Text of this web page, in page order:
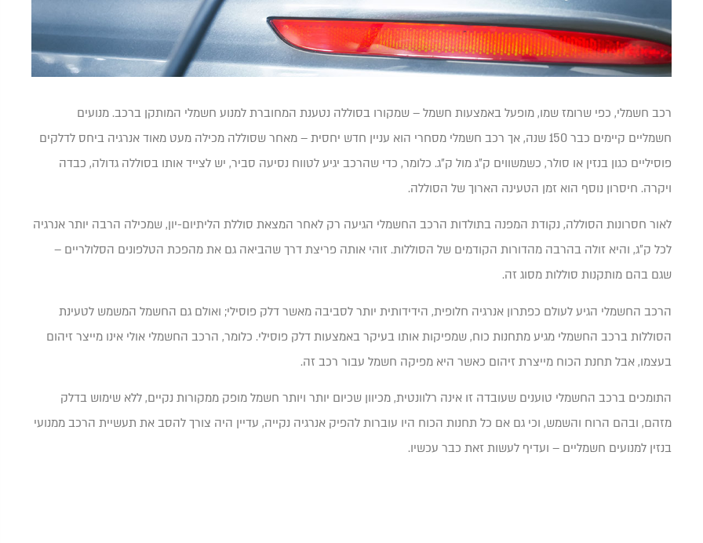
רכב חשמלי, כפי שרומז שמו, מופעל באמצעות חשמל – שמקורו בסוללה נטענת המחוברת למנוע חשמלי המותקן ברכב. מנועים
חשמליים קיימים כבר 150 שנה, אך רכב חשמלי מסחרי הוא עניין חדש יחסית – מאחר שסוללה מכילה מעט מאוד אנרגיה ביחס לדלקים
פוסיליים כגון בנזין או סולר, כשמשווים ק”ג מול ק”ג. כלומר, כדי שהרכב יגיע לטווח נסיעה סביר, יש לצייד אותו בסוללה גדולה, כבדה
ויקרה. חיסרון נוסף הוא זמן הטעינה הארוך של הסוללה.
לאור חסרונות הסוללה, נקודת המפנה בתולדות הרכב החשמלי הגיעה רק לאחר המצאת סוללת הליתיום-יון, שמכילה הרבה יותר אנרגיה
לכל ק”ג, והיא זולה בהרבה מהדורות הקודמים של הסוללות. זוהי אותה פריצת דרך שהביאה גם את מהפכת הטלפונים הסלולריים –
שגם בהם מותקנות סוללות מסוג זה.
הרכב החשמלי הגיע לעולם כפתרון אנרגיה חלופית, הידידותית יותר לסביבה מאשר דלק פוסילי; ואולם גם החשמל המשמש לטעינת
הסוללות ברכב החשמלי מגיע מתחנות כוח, שמפיקות אותו בעיקר באמצעות דלק פוסילי. כלומר, הרכב החשמלי אולי אינו מייצר זיהום
בעצמו, אבל תחנת הכוח מייצרת זיהום כאשר היא מפיקה חשמל עבור רכב זה.
התומכים ברכב החשמלי טוענים שעובדה זו אינה רלוונטית, מכיוון שכיום יותר ויותר חשמל מופק ממקורות נקיים, ללא שימוש בדלק
מזהם, ובהם הרוח והשמש, וכי גם אם כל תחנות הכוח היו עוברות להפיק אנרגיה נקייה, עדיין היה צורך להסב את תעשיית הרכב ממנועי
בנזין למנועים חשמליים – ועדיף לעשות זאת כבר עכשיו.